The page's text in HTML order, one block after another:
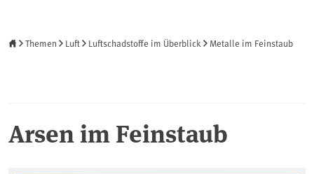
Themen Luft Luftschadstoffe im Überblick Metalle im Feinstaub
Arsen im Feinstaub